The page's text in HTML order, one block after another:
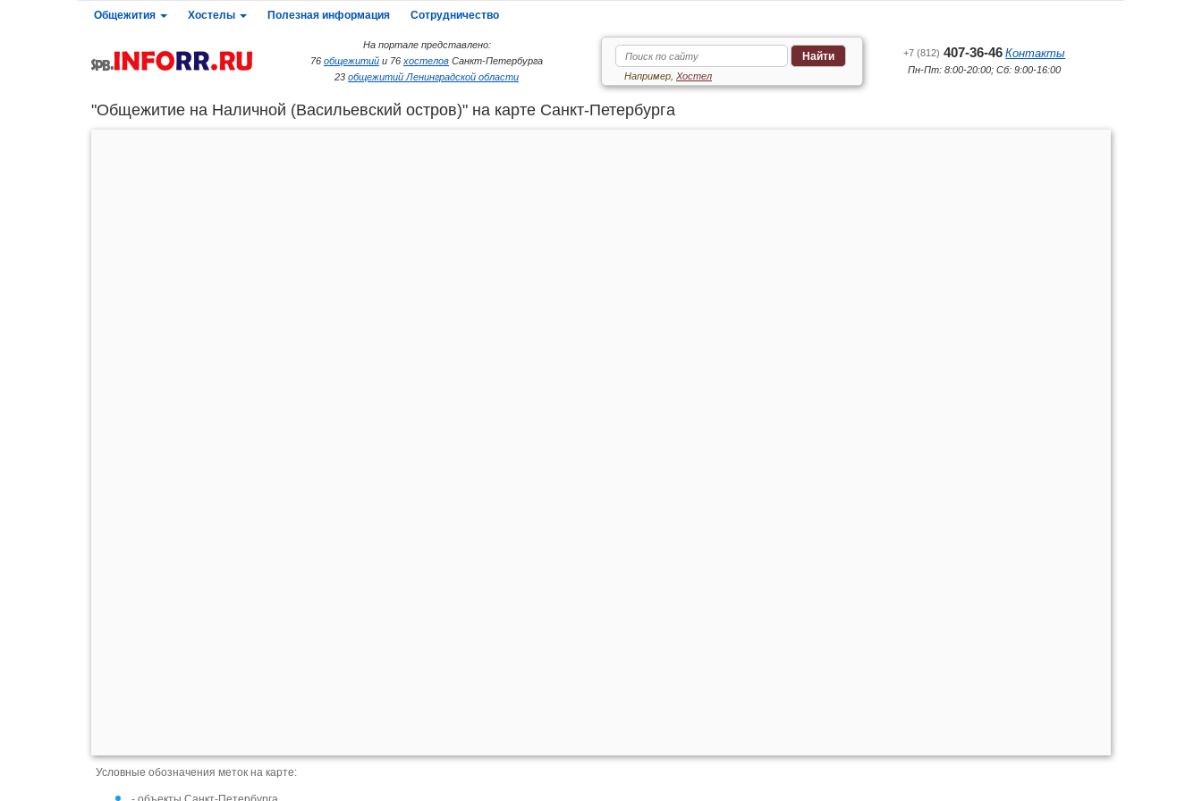
Общежития Хостелы Полезная информация Сотрудничество
На портале представлено:
76 общежитий и 76 хостелов Санкт-Петербурга
23 общежитий Ленинградской области
Найти
Например, Хостел
+7 (812) 407-36-46 Контакты
Пн-Пт: 8:00-20:00; Сб: 9:00-16:00
"Общежитие на Наличной (Васильевский остров)" на карте Санкт-Петербурга
Условные обозначения меток на карте: